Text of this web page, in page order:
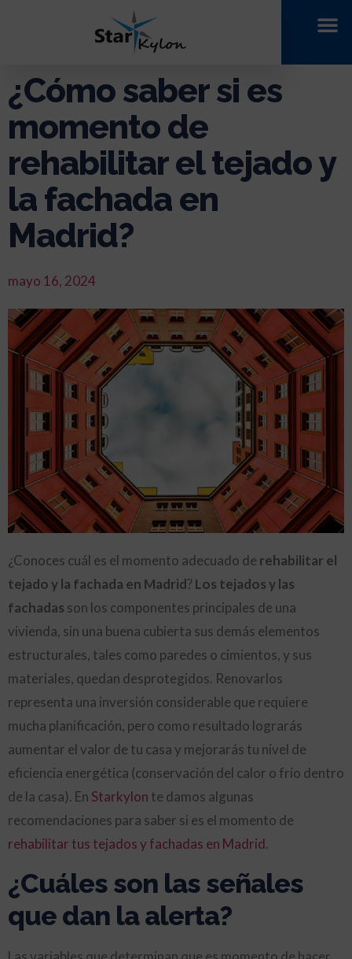
¿Cómo saber si es
momento de
rehabilitar el tejado y
la fachada en
Madrid?
mayo 16, 2024
¿Conoces cuál es el momento adecuado de rehabilitar el
tejado y la fachada en Madrid? Los tejados y las
fachadas son los componentes principales de una
vivienda, sin una buena cubierta sus demás elementos
estructurales, tales como paredes o cimientos, y sus
materiales, quedan desprotegidos. Renovarlos
representa una inversión considerable que requiere
mucha planificación, pero como resultado lograrás
aumentar el valor de tu casa y mejorarás tu nivel de
eficiencia energética (conservación del calor o frío dentro
de la casa). En Starkylon te damos algunas
recomendaciones para saber si es el momento de
rehabilitar tus tejados y fachadas en Madrid.
¿Cuáles son las señales
que dan la alerta?